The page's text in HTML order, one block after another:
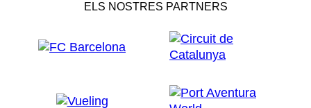
ELS NOSTRES PARTNERS